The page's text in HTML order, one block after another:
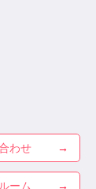
わせ
ーム